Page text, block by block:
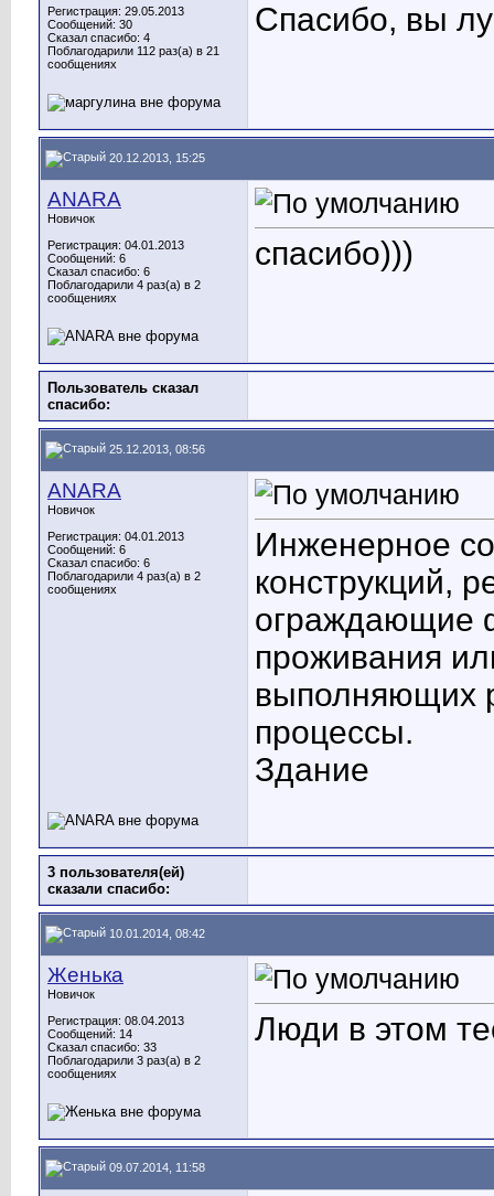
Регистрация: 29.05.2013
Сообщений: 30
Сказал спасибо: 4
Поблагодарили 112 раз(а) в 21
сообщениях
Спасибо, вы
20.12.2013, 15:25
ANARA
Новичок
Регистрация: 04.01.2013
Сообщений: 6
Сказал спасибо: 6
Поблагодарили 4 раз(а) в 2
сообщениях
спасибо)))
Пользователь сказал
cпасибо:
25.12.2013, 08:56
ANARA
Новичок
Регистрация: 04.01.2013
Сообщений: 6
Сказал спасибо: 6
Поблагодарили 4 раз(а) в 2
сообщениях
Инженерное
конструкций,
ограждающие
проживания
выполняющих
процессы.
Здание
3 пользователя(ей)
сказали cпасибо:
10.01.2014, 08:42
Женька
Новичок
Регистрация: 08.04.2013
Сообщений: 14
Сказал спасибо: 33
Поблагодарили 3 раз(а) в 2
сообщениях
Люди в этом
09.07.2014, 11:58